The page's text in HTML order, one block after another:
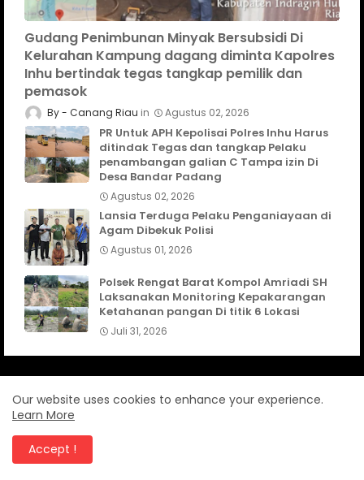
Gudang Penimbunan Minyak Bersubsidi Di
Kelurahan Kampung dagang diminta Kapolres
Inhu bertindak tegas tangkap pemilik dan
pemasok
Canang Riau Agustus 02, 2026
PR Untuk APH Kepolisai Polres Inhu Harus
ditindak Tegas dan tangkap Pelaku
penambangan galian C Tampa izin Di
Desa Bandar Padang
Agustus 02, 2026
Lansia Terduga Pelaku Penganiayaan di
Agam Dibekuk Polisi
Agustus 01, 2026
Polsek Rengat Barat Kompol Amriadi SH
Laksanakan Monitoring Kepakarangan
Ketahanan pangan Di titik 6 Lokasi
Juli 31, 2026
TELUSURI
CanangNews
KABUPATEN INDRAGIRI HULU
Our website uses cookies to enhance your experience.
Learn More
Accept !